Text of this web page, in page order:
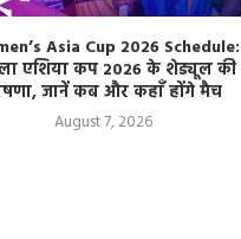
Asia Cup 2026 Schedule:
एशिया कप 2026 के शेड्यूल की
जानें कब और कहाँ होंगे मैच
August 7, 2026